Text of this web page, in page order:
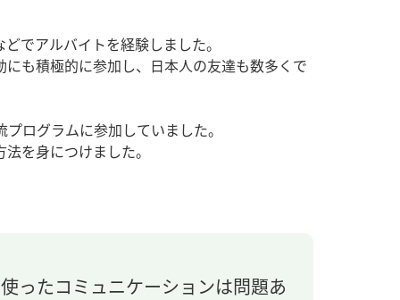
でアルバイトを経験しました。
も積極的に参加し、日本人の友達も数多くで
ログラムに参加していました。
を身につけました。
ったコミュニケーションは問題あ